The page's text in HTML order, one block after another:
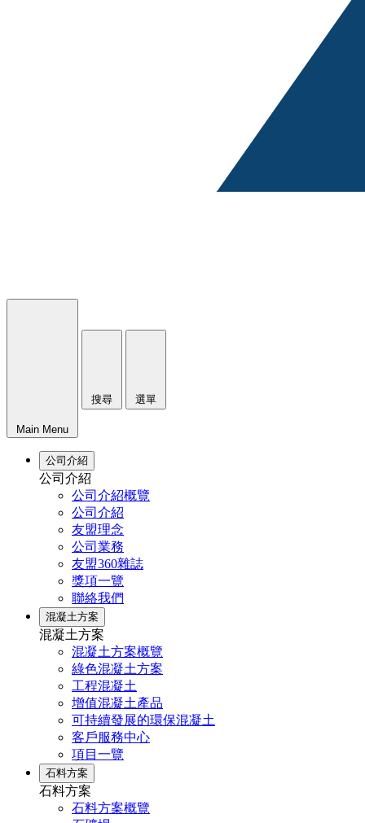
Main Menu
搜尋 選單
公司介紹
公司介紹
公司介紹概覽
公司介紹
友盟理念
公司業務
友盟360雜誌
獎項一覽
聯絡我們
混凝土方案
混凝土方案
混凝土方案概覽
綠色混凝土方案
工程混凝土
增值混凝土產品
可持續發展的環保混凝土
客戶服務中心
項目一覽
石料方案
石料方案
石料方案概覽